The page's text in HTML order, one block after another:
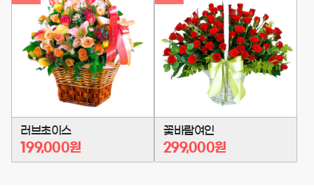
러브초이스
199,000원
구
담
기
꽃바람여인
299,000원
니
담
기